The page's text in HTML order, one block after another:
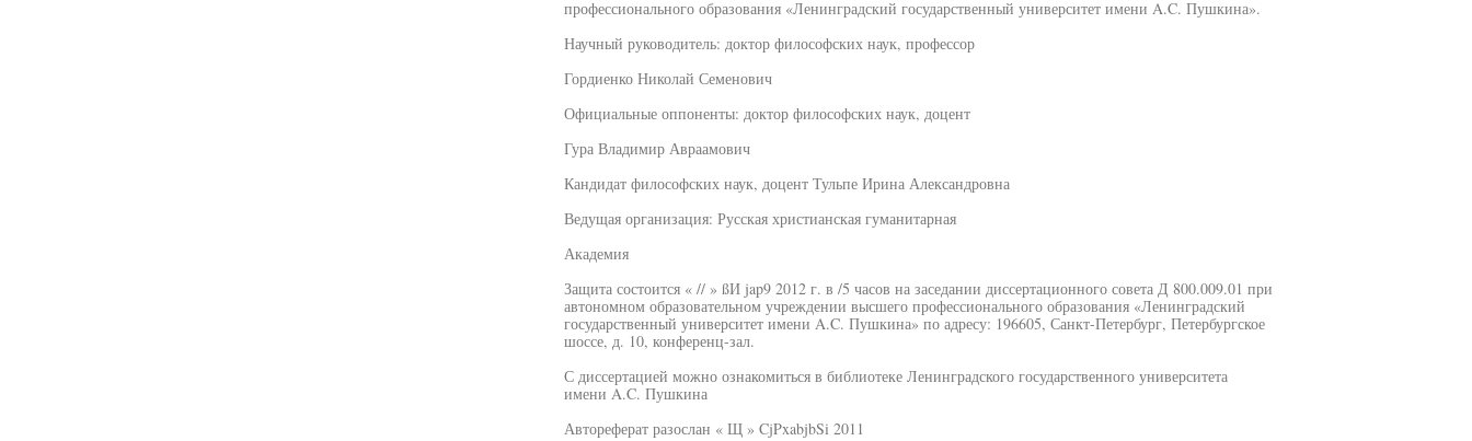
профессионального образования «Ленинградский государственный университет имени A.C. Пушкина».
Научный руководитель: доктор философских наук, профессор
Гордиенко Николай Семенович
Официальные оппоненты: доктор философских наук, доцент
Гура Владимир Авраамович
Кандидат философских наук, доцент Тульпе Ирина Александровна
Ведущая организация: Русская христианская гуманитарная
Академия
Защита состоится « // » ßИ jap9 2012 г. в /5 часов на заседании диссертационного совета Д 800.009.01 при
автономном образовательном учреждении высшего профессионального образования «Ленинградский
государственный университет имени A.C. Пушкина» по адресу: 196605, Санкт-Петербург, Петербургское
шоссе, д. 10, конференц-зал.
С диссертацией можно ознакомиться в библиотеке Ленинградского государственного университета
имени A.C. Пушкина
Автореферат разослан « Щ » CjPxabjbSi 2011